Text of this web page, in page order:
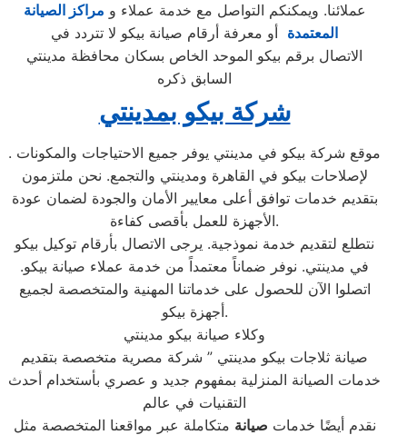
عملائنا. ويمكنكم التواصل مع خدمة عملاء و مراكز الصيانة
المعتمدة أو معرفة أرقام صيانة بيكو لا تتردد في
الاتصال برقم بيكو الموحد الخاص بسكان محافظة مدينتي
السابق ذكره
شركة بيكو بمدينتي
. موقع شركة بيكو في مدينتي يوفر جميع الاحتياجات والمكونات
لإصلاحات بيكو في القاهرة ومدينتي والتجمع. نحن ملتزمون
بتقديم خدمات توافق أعلى معايير الأمان والجودة لضمان عودة
الأجهزة للعمل بأقصى كفاءة.
نتطلع لتقديم خدمة نموذجية. يرجى الاتصال بأرقام توكيل بيكو
في مدينتي. نوفر ضماناً معتمداً من خدمة عملاء صيانة بيكو.
اتصلوا الآن للحصول على خدماتنا المهنية والمتخصصة لجميع
أجهزة بيكو.
وكلاء صيانة بيكو مدينتي
صيانة ثلاجات بيكو مدينتي ” شركة مصرية متخصصة بتقديم
خدمات الصيانة المنزلية بمفهوم جديد و عصري بأستخدام أحدث
التقنيات في عالم
نقدم أيضًا خدمات صيانة متكاملة عبر مواقعنا المتخصصة مثل